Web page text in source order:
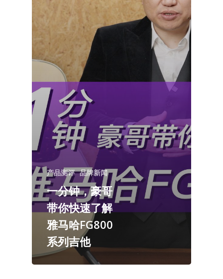
产品测评 品牌新闻
一分钟，豪哥
带你快速了解
雅马哈FG800
系列吉他